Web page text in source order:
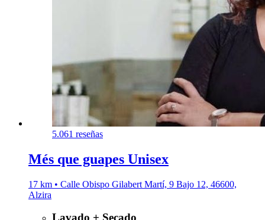
5.061 reseñas
Més que guapes Unisex
17 km • Calle Obispo Gilabert Martí, 9 Bajo 12, 46600,
Alzira
Lavado + Secado